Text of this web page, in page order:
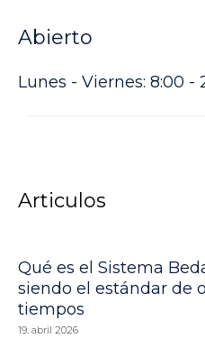
Abierto
Lunes - Viernes: 8:00 -
Articulos
Qué es el Sistema
siendo el estándar de
tiempos
19. abril 2026